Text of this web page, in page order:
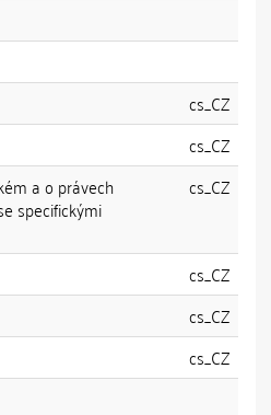
cs_CZ
cs_CZ
a o právech
specifickými
cs_CZ
cs_CZ
cs_CZ
cs_CZ